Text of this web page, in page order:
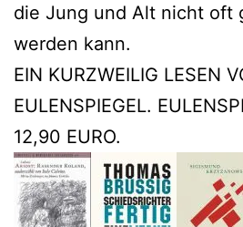
die Jung und Alt nicht oft
werden kann.
EIN KURZWEILIG LESEN
EULENSPIEGEL.
12,90 EURO.